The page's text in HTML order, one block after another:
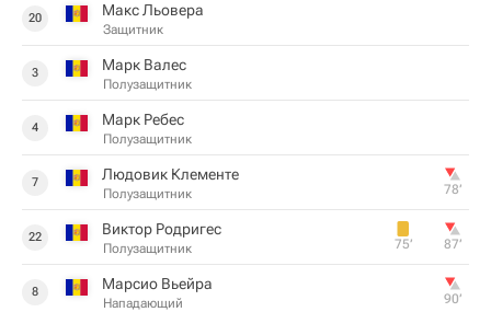
20 Макс Льовера
Защитник
3 Марк Валес
Полузащитник
4 Марк Ребес
Полузащитник
7 Людовик Клементе
Полузащитник 78‎’‎
22 Виктор Родригес
Полузащитник 75‎’‎ 87‎’‎
8 Марсио Вьейра
Нападающий 90‎’‎